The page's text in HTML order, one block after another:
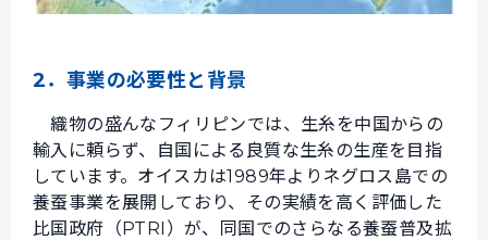
2．事業の必要性と背景
織物の盛んなフィリピンでは、生糸を中国からの
輸入に頼らず、自国による良質な生糸の生産を目指
しています。オイスカは1989年よりネグロス島での
養蚕事業を展開しており、その実績を高く評価した
比国政府（PTRI）が、同国でのさらなる養蚕普及拡